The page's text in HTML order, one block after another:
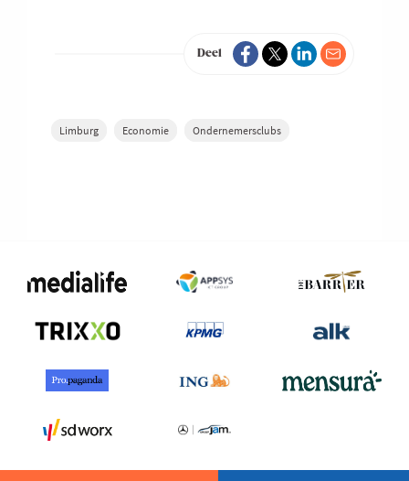
Deel
Limburg Economie Ondernemersclubs